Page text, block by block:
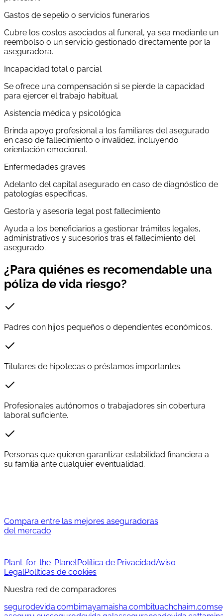
Gastos de sepelio o servicios funerarios
Cubre los costos asociados al funeral, ya sea mediante un
reembolso o un servicio gestionado directamente por la
aseguradora.
Incapacidad total o parcial
Se ofrece una compensación si se pierde la capacidad
para ejercer el trabajo habitual.
Asistencia médica y psicológica
Brinda apoyo profesional a los familiares del asegurado
en caso de fallecimiento o invalidez, incluyendo
orientación emocional.
Enfermedades graves
Adelanto del capital asegurado en caso de diagnóstico de
patologías específicas.
Gestoría y asesoría legal post fallecimiento
Ayuda a los beneficiarios a gestionar trámites legales,
administrativos y sucesorios tras el fallecimiento del
asegurado.
¿Para quiénes es recomendable una
póliza de vida riesgo?
Padres con hijos pequeños o dependientes económicos.
Titulares de hipotecas o préstamos importantes.
Profesionales autónomos o trabajadores sin cobertura
laboral suficiente.
Personas que quieren garantizar estabilidad financiera a
su familia ante cualquier eventualidad.
Compara entre las mejores aseguradoras
del mercado
Plant-for-the-PlanetPolítica de PrivacidadAviso
LegalPolíticas de cookies
Nuestra red de comparadores
segurodevida.combimayamaisha.combituachchaim.com